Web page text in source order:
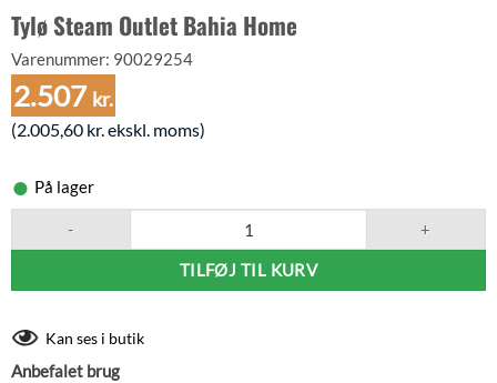
Tylø Steam Outlet Bahia Home
Varenummer: 90029254
2.507 kr.
(2.005,60 kr.ekskl. moms)
På lager
TILFØJ TIL KURV
Kan ses i butik
Anbefalet brug